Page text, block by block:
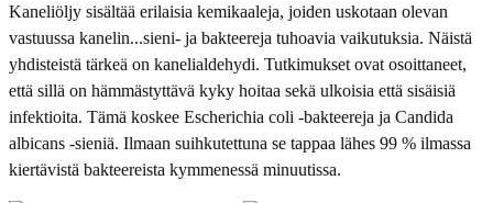
Kaneliöljy sisältää erilaisia ​​kemikaaleja, joiden uskotaan olevan
vastuussa kanelin...sieni- ja bakteereja tuhoavia vaikutuksia. Näistä
yhdisteistä tärkeä on kanelialdehydi. Tutkimukset ovat osoittaneet,
että sillä on hämmästyttävä kyky hoitaa sekä ulkoisia että sisäisiä
infektioita. Tämä koskee Escherichia coli -bakteereja ja Candida
albicans -sieniä. Ilmaan suihkutettuna se tappaa lähes 99 % ilmassa
kiertävistä bakteereista kymmenessä minuutissa.